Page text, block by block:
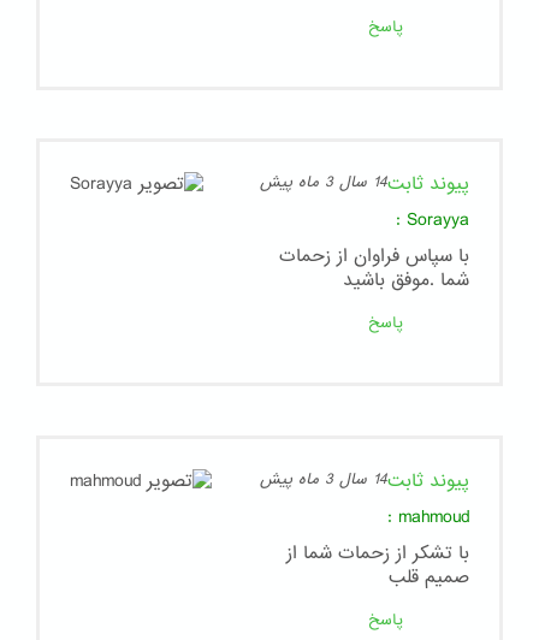
پاسخ
پیوند ثابت14 سال 3 ماه پیش
Sorayya
:
با سپاس فراوان از زحمات
شما .موفق باشید
پاسخ
پیوند ثابت14 سال 3 ماه پیش
mahmoud
:
با تشکر از زحمات شما از
صمیم قلب
پاسخ